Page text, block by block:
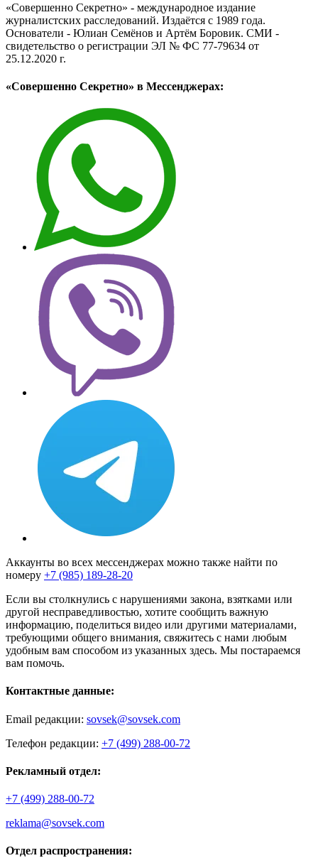
«Совершенно Секретно» - международное издание
журналистских расследований. Издаётся с 1989 года.
Основатели - Юлиан Семёнов и Артём Боровик. CМИ -
свидетельство о регистрации ЭЛ № ФС 77-79634 от
25.12.2020 г.
«Совершенно Секретно» в Мессенджерах:
Аккаунты во всех мессенджерах можно также найти по
номеру +7 (985) 189-28-20
Если вы столкнулись с нарушениями закона, взятками или
другой несправедливостью, хотите сообщить важную
информацию, поделиться видео или другими материалами,
требующими общего внимания, свяжитесь с нами любым
удобным вам способом из указанных здесь. Мы постараемся
вам помочь.
Контактные данные:
Email редакции: sovsek@sovsek.com
Телефон редакции: +7 (499) 288-00-72
Рекламный отдел:
+7 (499) 288-00-72
reklama@sovsek.com
Отдел распространения: